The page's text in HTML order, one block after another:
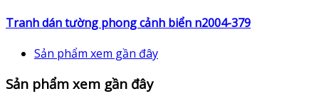
Tranh dán tường phong cảnh biển n2004-379
Sản phẩm xem gần đây
Sản phẩm xem gần đây